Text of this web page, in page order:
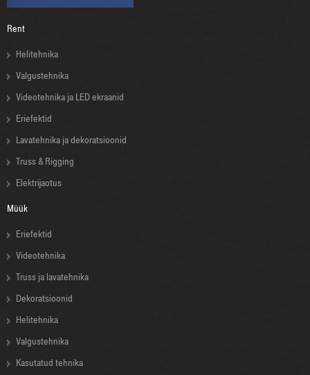
Rent
Helitehnika
Valgustehnika
Videotehnika ja LED ekraanid
Eriefektid
Lavatehnika ja dekoratsioonid
Truss & Rigging
Elektrijaotus
Müük
Eriefektid
Videotehnika
Truss ja lavatehnika
Dekoratsioonid
Helitehnika
Valgustehnika
Kasutatud tehnika